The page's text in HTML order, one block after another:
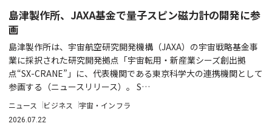
島津製作所、JAXA基金で量子スピン磁力計の開発に参
画
島津製作所は、宇宙航空研究開発機構（JAXA）の宇宙戦略基金事
業に採択された研究開発拠点「宇宙転用・新産業シーズ創出拠
点“SX-CRANE”」に、代表機関である東京科学大の連携機関として
参画する（ニュースリリース）。 S…
ニュース ビジネス 宇宙・インフラ
2026.07.22